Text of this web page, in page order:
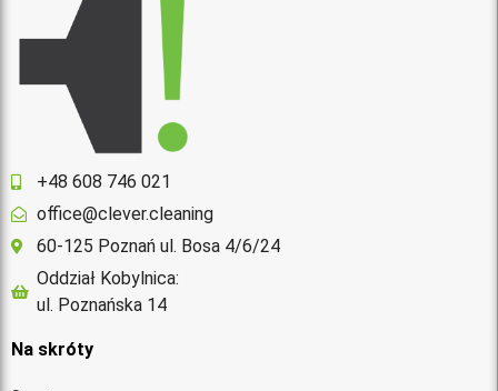
+48 608 746 021
office@clever.cleaning
60-125 Poznań ul. Bosa 4/6/24
Oddział Kobylnica:
ul. Poznańska 14
Na skróty